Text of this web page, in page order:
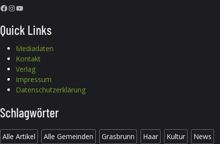
Facebook InstagramYouTube
Quick Links
Mediadaten
Kontakt
Verlag
Impressum
Datenschutzerklärung
Schlagwörter
Alle Artikel Alle Gemeinden Grasbrunn Haar Kultur News